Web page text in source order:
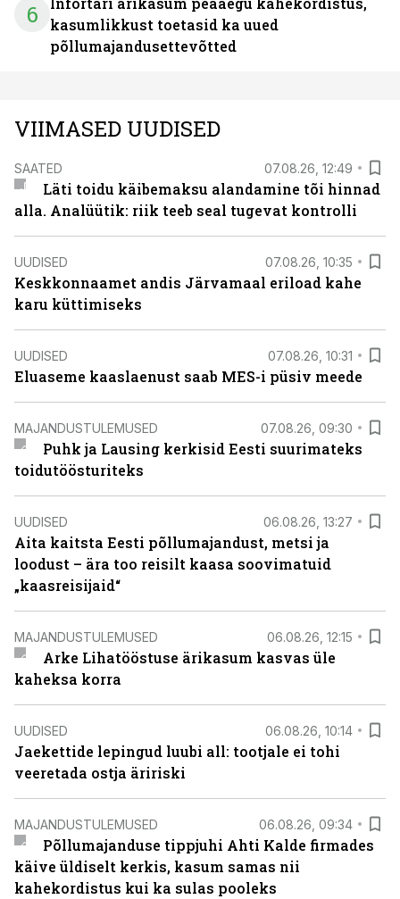
6
kasumlikkust toetasid ka uued
põllumajandusettevõtted
VIIMASED UUDISED
SAATED 07.08.26, 12:49
Läti toidu käibemaksu alandamine tõi hinnad
alla. Analüütik: riik teeb seal tugevat kontrolli
UUDISED 07.08.26, 10:35
Keskkonnaamet andis Järvamaal eriload kahe
karu küttimiseks
UUDISED 07.08.26, 10:31
Eluaseme kaaslaenust saab MES-i püsiv meede
MAJANDUSTULEMUSED 07.08.26, 09:30
Puhk ja Lausing kerkisid Eesti suurimateks
toidutöösturiteks
UUDISED 06.08.26, 13:27
Aita kaitsta Eesti põllumajandust, metsi ja
loodust – ära too reisilt kaasa soovimatuid
„kaasreisijaid“
MAJANDUSTULEMUSED 06.08.26, 12:15
Arke Lihatööstuse ärikasum kasvas üle
kaheksa korra
UUDISED 06.08.26, 10:14
Jaekettide lepingud luubi all: tootjale ei tohi
veeretada ostja äririski
MAJANDUSTULEMUSED 06.08.26, 09:34
Põllumajanduse tippjuhi Ahti Kalde firmades
käive üldiselt kerkis, kasum samas nii
kahekordistus kui ka sulas pooleks